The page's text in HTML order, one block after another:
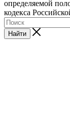
определяемой
кодекса
Найти